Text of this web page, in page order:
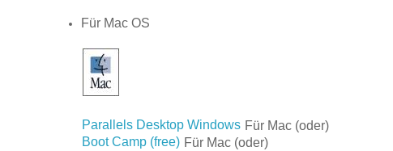
Für Mac OS
Parallels Desktop Windows Für Mac (oder)
Boot Camp (free) Für Mac (oder)